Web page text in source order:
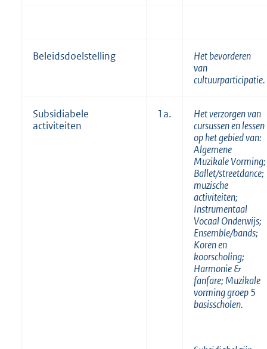
Beleidsdoelstelling
Het bevorderen
van
cultuurparticipatie.
Subsidiabele
activiteiten
1a.
Het verzorgen van
cursussen en lessen
op het gebied van:
Algemene
Muzikale Vorming;
Ballet/streetdance;
muzische
activiteiten;
Instrumentaal
Vocaal Onderwijs;
Ensemble/bands;
Koren en
koorscholing;
Harmonie &
fanfare; Muzikale
vorming groep 5
basisscholen.